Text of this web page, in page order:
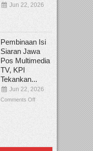
Jun 22, 2026
Pembinaan Isi
Siaran Jawa
Pos Multimedia
TV, KPI
Tekankan...
Jun 22, 2026
Comments Off